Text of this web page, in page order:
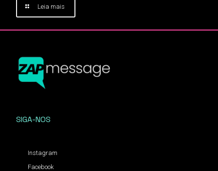
Leia mais
SIGA-NOS
Instagram
Facebook